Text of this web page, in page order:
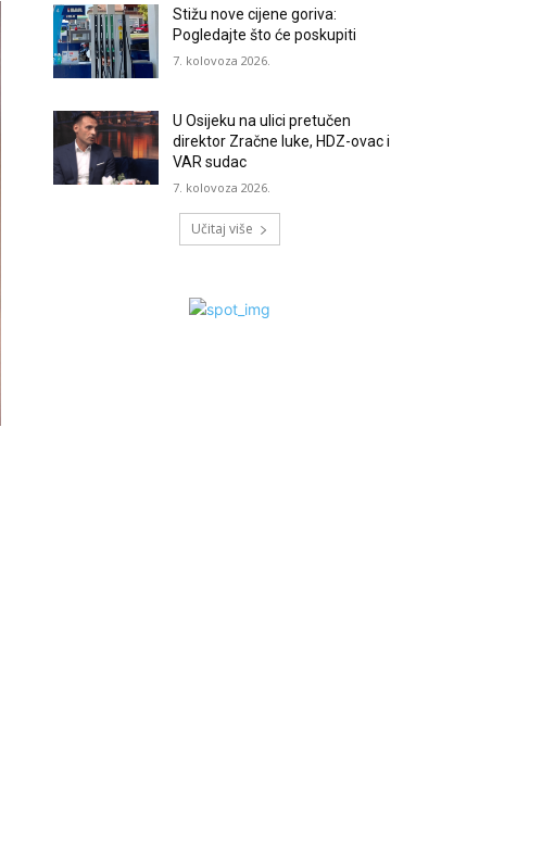
Stižu nove cijene goriva:
Pogledajte što će poskupiti
7. kolovoza 2026.
U Osijeku na ulici pretučen
direktor Zračne luke, HDZ-ovac i
VAR sudac
7. kolovoza 2026.
Učitaj više